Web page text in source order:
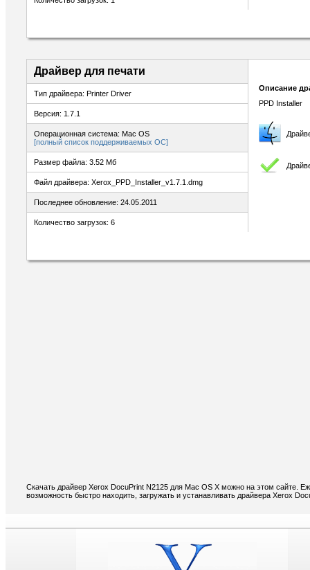
Драйвер для печати
Тип драйвера: Printer Driver
Версия: 1.7.1
Операционная система: Mac OS
[полный список поддерживаемых ОС]
Размер файла: 3.52 Мб
Файл драйвера: Xerox_PPD_Installer_v1.7.1.dmg
Последнее обновление: 24.05.2011
Количество загрузок: 6
Описание
PPD Installer
Скачать драйвер Xerox DocuPrint N2125 для Mac OS X можно на этом сайте.
возможность быстро находить, загружать и устанавливать драйвера Xerox